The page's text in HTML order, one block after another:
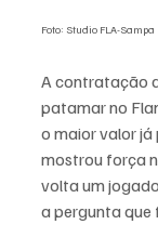
Foto: Studio FLA-Sampa
A contratação
patamar no
o maior valor já
mostrou força
volta um
a pergunta que